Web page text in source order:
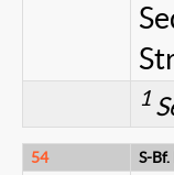
1
54
S-